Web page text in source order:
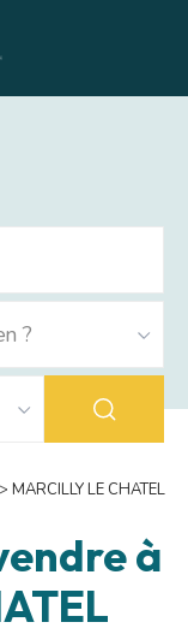
> MARCILLY LE CHATEL
à